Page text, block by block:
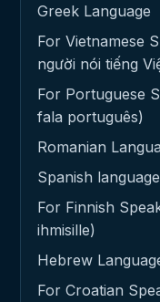
Greek Language
For Vietnamese
người nói tiếng
For Portuguese
fala português)
Romanian
Spanish language
For Finnish
ihmisille)
Hebrew
For Croatian